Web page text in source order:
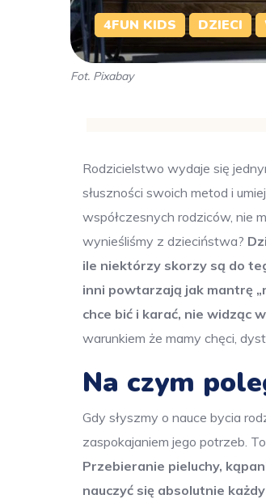
Fot. Pixabay
4FUN KIDS DZIECI
Rodzicielstwo wydaje się
słuszności swoich metod i
współczesnych rodziców, nie
wynieśliśmy z dzieciństwa?
ile niektórzy skorzy są do
inni powtarzają jak mantrę
chce bić i karać, nie widząc
warunkiem że mamy chęci,
Na czym
Gdy słyszmy o nauce bycia
zaspokajaniem jego potrzeb.
Przebieranie pieluchy,
nauczyć się absolutnie